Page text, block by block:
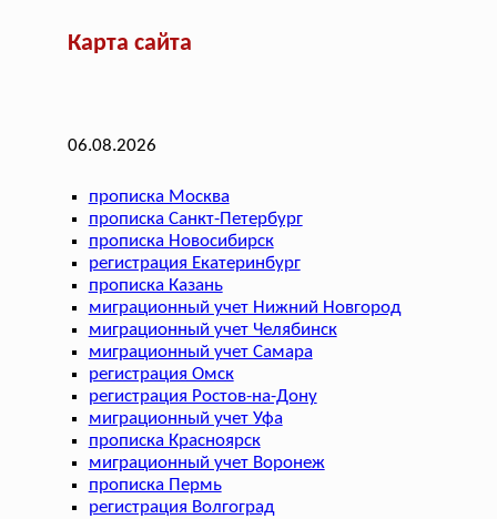
Карта сайта
06.08.2026
прописка Москва
прописка Санкт-Петербург
прописка Новосибирск
регистрация Екатеринбург
прописка Казань
миграционный учет Нижний Новгород
миграционный учет Челябинск
миграционный учет Самара
регистрация Омск
регистрация Ростов-на-Дону
миграционный учет Уфа
прописка Красноярск
миграционный учет Воронеж
прописка Пермь
регистрация Волгоград